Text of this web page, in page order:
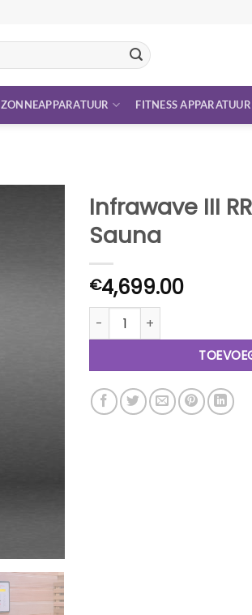
ZONNEAPPARATUUR FITNESS APPARATUUR
Infrawave III
Sauna
€4,699.00
Infrawave III RR-130 -